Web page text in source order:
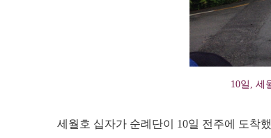
10일, 세
세월호 십자가 순례단이 10일 전주에 도착